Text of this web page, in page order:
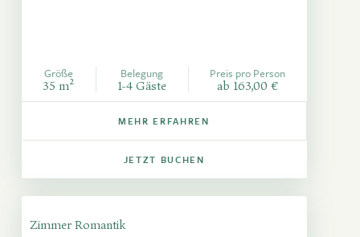
Größe
35 m²
Belegung
1-4 Gäste
Preis pro Person
ab 163,00 €
MEHR ERFAHREN
JETZT BUCHEN
Zimmer Romantik